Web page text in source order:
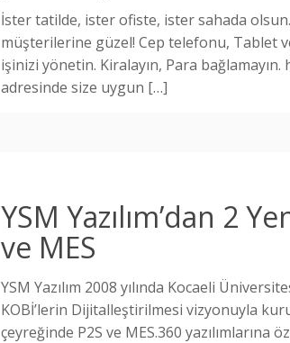
İster tatilde, ister ofiste, ister sahada
müşterilerine güzel! Cep telefonu, Tablet
işinizi yönetin. Kiralayın, Para
adresinde size uygun […]
YSM Yazılım’dan 2
ve MES
YSM Yazılım 2008 yılında Kocaeli
KOBİ’lerin Dijitalleştirilmesi vizyonuyla
çeyreğinde P2S ve MES.360 yazılımlarına